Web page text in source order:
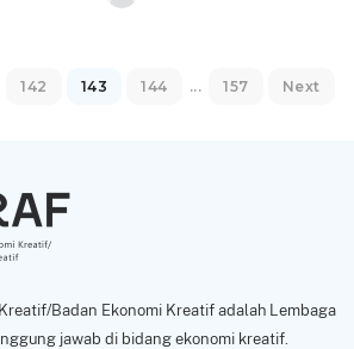
142 143 144 ... 157 Next
Badan Ekonomi Kreatif adalah Lembaga
jawab di bidang ekonomi kreatif.